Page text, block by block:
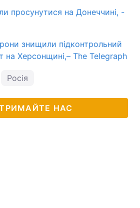
просунутися на Донеччині, -
знищили підконтрольний
на Херсонщині,– The Telegraph
Росія
НАС